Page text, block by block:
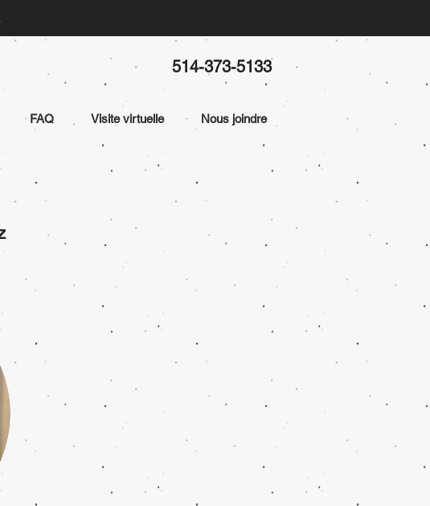
514-373-5133
FAQ Visite virtuelle Nous joindre